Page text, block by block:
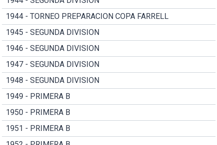
1944 - TORNEO PREPARACION COPA FARRELL
1945 - SEGUNDA DIVISION
1946 - SEGUNDA DIVISION
1947 - SEGUNDA DIVISION
1948 - SEGUNDA DIVISION
1949 - PRIMERA B
1950 - PRIMERA B
1951 - PRIMERA B